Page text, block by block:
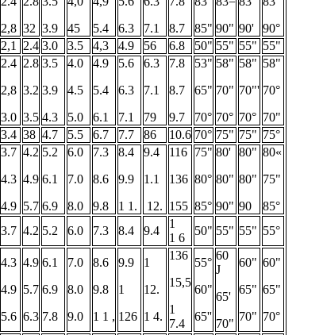
2,8 32 3.9
45
5.4
6.3
7.1
8.7
85" 90" 90'
90°
2,1 2.4 3.0 3.5 4,3 4.9 56 6.8 50" 55" 55" 55"
2.4
2,8
3.0
2.8
3.2
3.5
3.5
3.9
4.3
4.0
4.5
5.0
4.9
5.4
6.1
5.6
6.3
7.1
6.3
7.1
79
7.8
8.7
9.7
53"
65"
70°
58"
70"
70°
58"
70"'
70°
58"
70°
70"
3.4 38 4.7 5.5 6.7 7.7 86 10.6 70° 75" 75" 75°
3.7
4.3
4.9
4.2
4.9
5.7
5.2
6.1
6.9
6.0
7.0
8.0
7.3
8.6
9.8
8.4
9.9
1 1.
9.4
1.1
12.
116
136
155
75"
80°
85°
80'
80"
90"
80"
80"
90
80«
75"
85°
3.7 4.2 5.2 6.0 7.3 8.4 9.4
1
1 6
50" 55" 55" 55°
4.3
4.9
5.6
4.9
5.7
6.3
6.1
6.9
7.8
7.0
8.0
9.0
8.6
9.8
1 1 ,
9.9
1
126
1
12.
1 4.
136
15,5
1
7.4
55°
60"
65''
60
J
65'
70"
60"
65"
70"
60"
65"
70°